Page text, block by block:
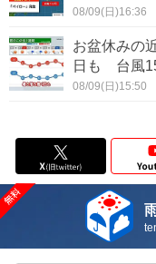
08/09(日)16:36
お盆休みの
日も 台風
08/09(日)15:50